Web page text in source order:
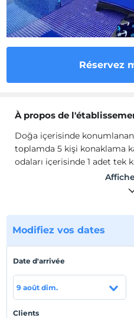
Réservez
À propos de
Doğa içerisinde
toplamda 5 kişi konaklama
odaları içerisinde 1 adet
yatak ve jakuzi de
Modern Amerikan mutfak
da çıkış bulunmaktadır.
havuz ve havuz terasına
Emplacement
Kalkan Kördere bölgesinde
Modifiez vos dates
Date d'arrivée
9 août dim.
Clients